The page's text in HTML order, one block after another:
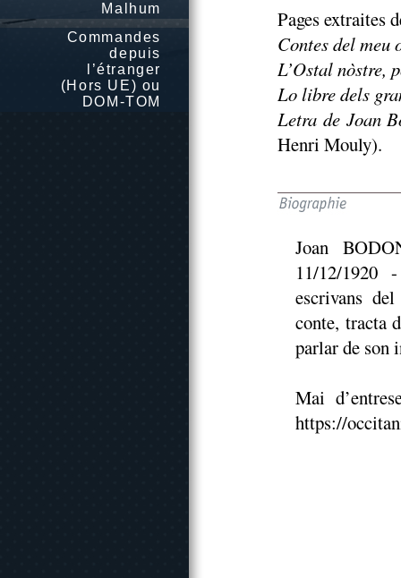
Malhum
Commandes
depuis
l’étranger
(Hors UE) ou
DOM-TOM
Pages extraites
Contes del meu
L’Ostal nòstre,
Lo libre dels
Letra de Joan
Henri Mouly).
Joan
11/12/1920
escrivans
conte, tracta
parlar de son
Mai
https://